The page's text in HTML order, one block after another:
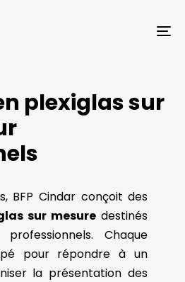
plexiglas sur
BFP Cindar conçoit des
sur mesure destinés
Chaque
pour répondre à un
la présentation des